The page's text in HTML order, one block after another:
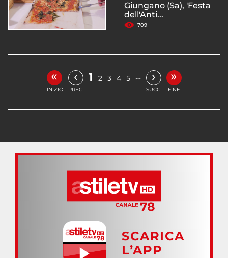
Giungano (Sa), 'Festa
dell'Anti...
709
«
INIZIO
‹
PREC.
1 2 3 4 5 … ›
SUCC.
»
FINE
SCARICA
L’APP